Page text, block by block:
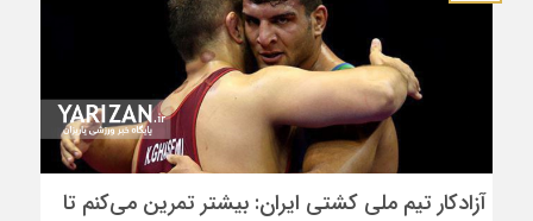
آزادکار تیم ملی کشتی ایران: بیشتر تمرین می‌کنم تا